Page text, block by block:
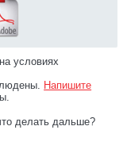
условиях
Напишите
делать дальше?